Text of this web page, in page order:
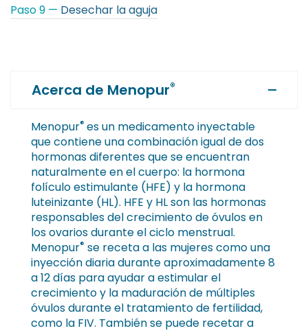
Paso 9 — Desechar la aguja
Acerca de Menopur®
Menopur® es un medicamento inyectable
que contiene una combinación igual de dos
hormonas diferentes que se encuentran
naturalmente en el cuerpo: la hormona
folículo estimulante (HFE) y la hormona
luteinizante (HL). HFE y HL son las hormonas
responsables del crecimiento de óvulos en
los ovarios durante el ciclo menstrual.
Menopur® se receta a las mujeres como una
inyección diaria durante aproximadamente 8
a 12 días para ayudar a estimular el
crecimiento y la maduración de múltiples
óvulos durante el tratamiento de fertilidad,
como la FIV. También se puede recetar a